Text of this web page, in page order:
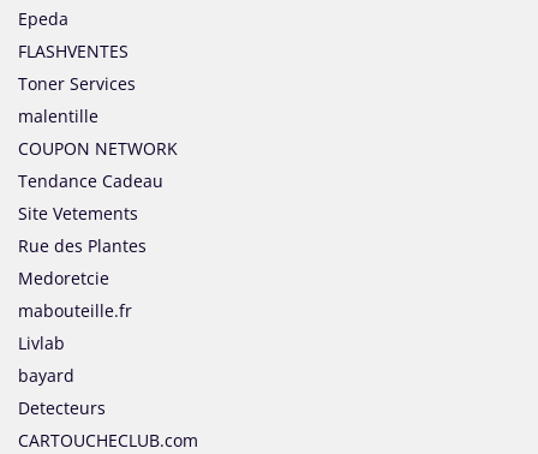
Epeda
FLASHVENTES
Toner Services
malentille
COUPON NETWORK
Tendance Cadeau
Site Vetements
Rue des Plantes
Medoretcie
mabouteille.fr
Livlab
bayard
Detecteurs
CARTOUCHECLUB.com